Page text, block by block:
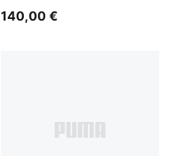
140,00 €